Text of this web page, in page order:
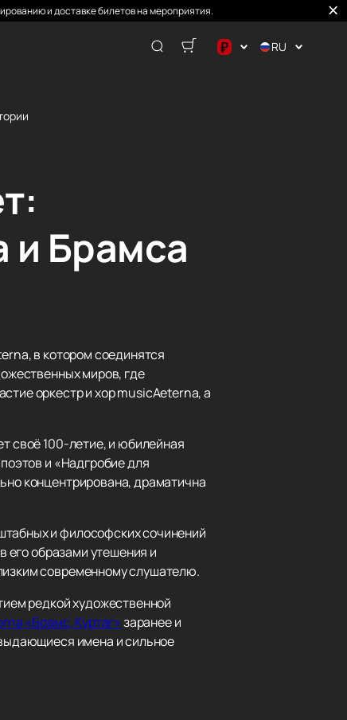
и доставке билетов на мероприятия.
₽ RU
и Брамса
в котором соединятся
миров, где
оркестр и хор musicAeterna, а
своё 100-летие, и юбилейная
и «Надгробие для
концентрирована, драматична
и философских сочинений
его образами утешения и
современному слушателю.
редкой художественной
«Брамс, Куртаг» заранее и
имена и сильное